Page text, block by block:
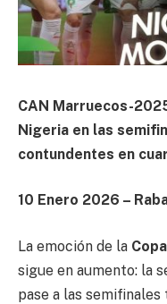
CAN Marruecos-
Nigeria en las
contundentes en
10 Enero 2026 –
La emoción de la
sigue en aumento: la
pase a las